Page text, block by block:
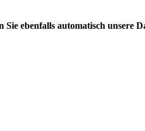
Sie ebenfalls automatisch unsere